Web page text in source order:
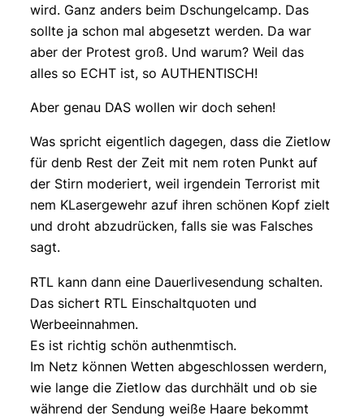
wird. Ganz anders beim Dschungelcamp. Das
sollte ja schon mal abgesetzt werden. Da war
aber der Protest groß. Und warum? Weil das
alles so ECHT ist, so AUTHENTISCH!
Aber genau DAS wollen wir doch sehen!
Was spricht eigentlich dagegen, dass die Zietlow
für denb Rest der Zeit mit nem roten Punkt auf
der Stirn moderiert, weil irgendein Terrorist mit
nem KLasergewehr azuf ihren schönen Kopf zielt
und droht abzudrücken, falls sie was Falsches
sagt.
RTL kann dann eine Dauerlivesendung schalten.
Das sichert RTL Einschaltquoten und
Werbeeinnahmen.
Es ist richtig schön authenmtisch.
Im Netz können Wetten abgeschlossen werdern,
wie lange die Zietlow das durchhält und ob sie
während der Sendung weiße Haare bekommt